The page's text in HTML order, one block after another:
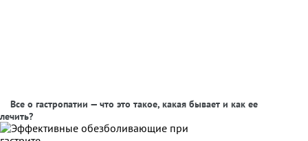
Все о гастропатии — что это такое, какая бывает и как ее
лечить?